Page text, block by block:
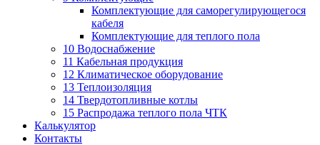
Комплектующие для саморегулирующегося
кабеля
Комплектующие для теплого пола
10 Водоснабжение
11 Кабельная продукция
12 Климатическое оборудование
13 Теплоизоляция
14 Твердотопливные котлы
15 Распродажа теплого пола ЧТК
Калькулятор
Контакты